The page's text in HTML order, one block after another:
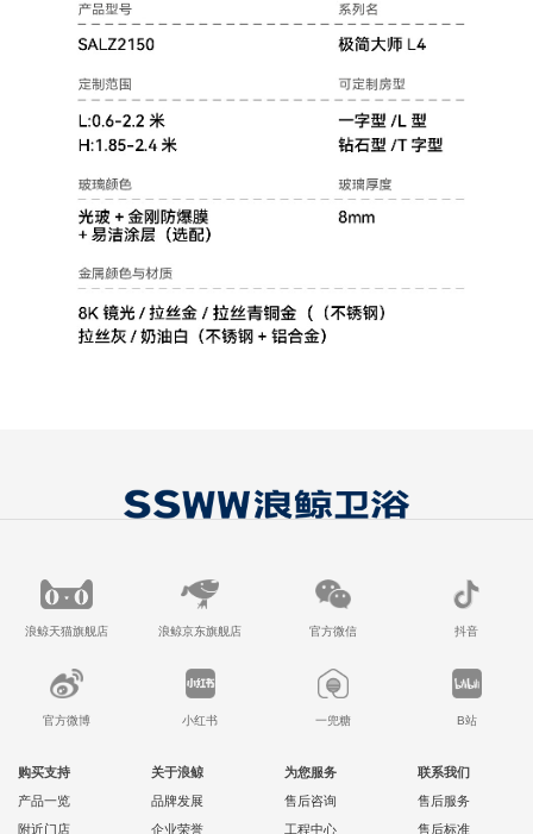
浪鲸天猫旗舰店 浪鲸京东旗舰店 官方微信 抖音
官方微博 小红书 一兜糖 B站
购买支持
产品一览
附近门店
关于浪鲸
品牌发展
企业荣誉
为您服务
售后咨询
工程中心
联系我们
售后服务
售后标准